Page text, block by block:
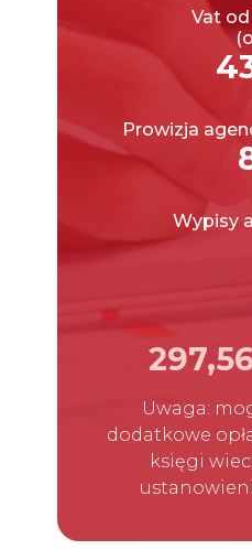
Vat
Prowizja
Wypisy
Uwaga:
dodatkowe
księgi